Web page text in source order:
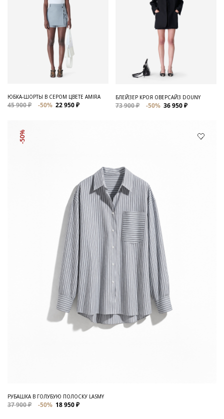
ЮБКА-ШОРТЫ В СЕРОМ ЦВЕТЕ AMIRA
45 900 ₽ -50% 22 950 ₽
БЛЕЙЗЕР КРОЯ ОВЕРСАЙЗ DOUNY
73 900 ₽ -50% 36 950 ₽
-50%
РУБАШКА В ГОЛУБУЮ ПОЛОСКУ LASMY
37 900 ₽ -50% 18 950 ₽